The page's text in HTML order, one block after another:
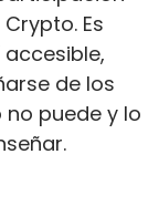
Es
de los
puede y lo